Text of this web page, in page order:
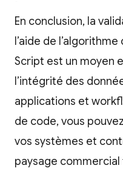
En conclusion, la
l’aide de
Script est un moyen
l’intégrité des
applications et
de code, vous
vos systèmes et
paysage commercial